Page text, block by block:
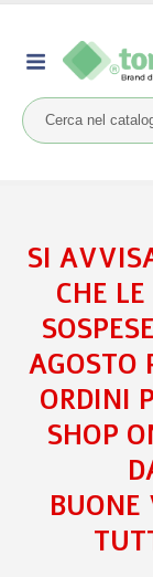
SI
CHE
AGOSTO
ORDINI
SHOP
BUONE